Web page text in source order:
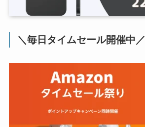
＼毎日タイムセール開催中／